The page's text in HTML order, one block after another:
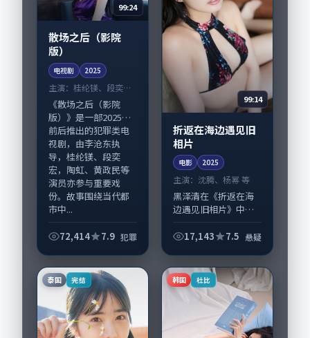
99:24
散场之后（影院
版）
电视剧 2025
主演： 桂纶镁、段奕宏
等
《散场之后（影院
版）》是一部2025年
前后推出的犯罪类电
视剧，由李沧东执
导，桂纶镁、段奕
宏，陶虹、黄政民等
演员亦参与重要戏
份。故事围绕当代都
市中...
72,414 7.9 犯罪
99:14
折返在海边遇见旧
相片
电影 2025
主演： 沈腾、杨幂 等
黑泽清在《折返在海
边遇见旧相片》中以
疑张力，沈腾、杨幂
主要在泰国完成制作
协同，2025-11...
17,143 7.5 悬疑
泰国 完结 韩国 杜比